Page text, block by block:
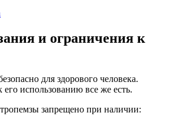
и ограничения к
для здорового человека.
использованию все же есть.
запрещено при наличии: